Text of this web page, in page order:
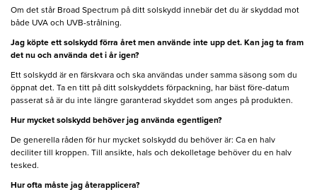
Om det står Broad Spectrum på ditt solskydd innebär det du är skyddad mot
både UVA och UVB-strålning.
Jag köpte ett solskydd förra året men använde inte upp det. Kan jag ta fram
det nu och använda det i år igen?
Ett solskydd är en färskvara och ska användas under samma säsong som du
öppnat det. Ta en titt på ditt solskyddets förpackning, har bäst före-datum
passerat så är du inte längre garanterad skyddet som anges på produkten.
Hur mycket solskydd behöver jag använda egentligen?
De generella råden för hur mycket solskydd du behöver är: Ca en halv
deciliter till kroppen. Till ansikte, hals och dekolletage behöver du en halv
tesked.
Hur ofta måste jag återapplicera?